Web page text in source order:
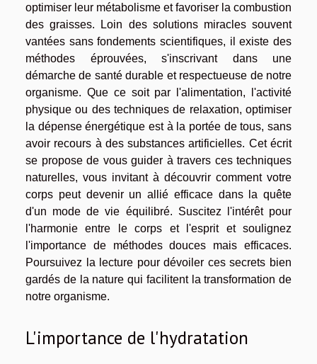
optimiser leur métabolisme et favoriser la combustion
des graisses. Loin des solutions miracles souvent
vantées sans fondements scientifiques, il existe des
méthodes éprouvées, s'inscrivant dans une
démarche de santé durable et respectueuse de notre
organisme. Que ce soit par l'alimentation, l'activité
physique ou des techniques de relaxation, optimiser
la dépense énergétique est à la portée de tous, sans
avoir recours à des substances artificielles. Cet écrit
se propose de vous guider à travers ces techniques
naturelles, vous invitant à découvrir comment votre
corps peut devenir un allié efficace dans la quête
d'un mode de vie équilibré. Suscitez l'intérêt pour
l'harmonie entre le corps et l'esprit et soulignez
l'importance de méthodes douces mais efficaces.
Poursuivez la lecture pour dévoiler ces secrets bien
gardés de la nature qui facilitent la transformation de
notre organisme.
L'importance de l'hydratation